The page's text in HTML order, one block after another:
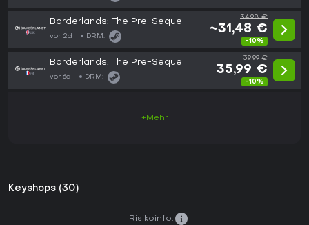
Borderlands: The Pre-Sequel
vor 2d DRM:
34,98 €
~31,48 €
-10%
Borderlands: The Pre-Sequel
vor 6d DRM:
39,99 €
35,99 €
-10%
+Mehr
Keyshops (30)
Risikoinfo: